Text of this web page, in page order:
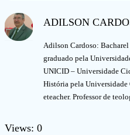
ADILSON
Adilson Cardoso:
graduado pela
UNICID – Universidade
História pela Universidade
eteacher. Professor de
Views: 0